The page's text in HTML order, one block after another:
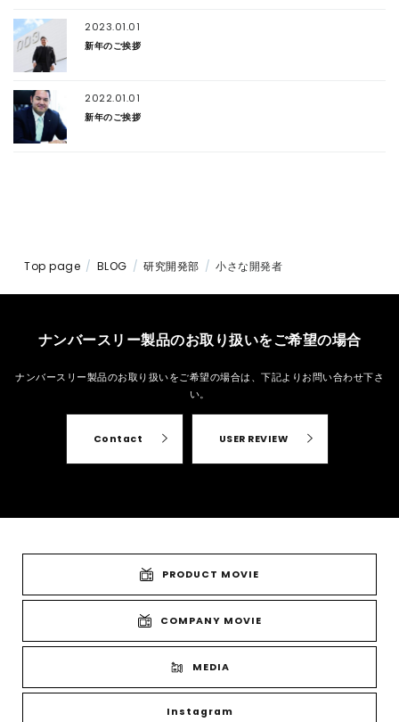
2023.01.01
新年のご挨拶
2022.01.01
新年のご挨拶
Top page BLOG 研究開発部 小さな開発者
ナンバースリー製品のお取り扱いをご希望の場合
ナンバースリー製品のお取り扱いをご希望の場合は、 下記よりお問い合わせ下さ
い。
Contact USER REVIEW
PRODUCT MOVIE
COMPANY MOVIE
MEDIA
Instagram